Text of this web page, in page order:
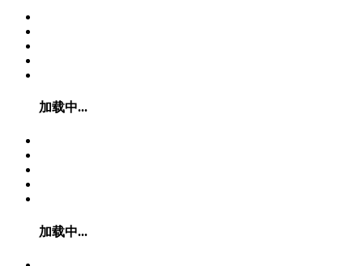
加载中...
加载中...